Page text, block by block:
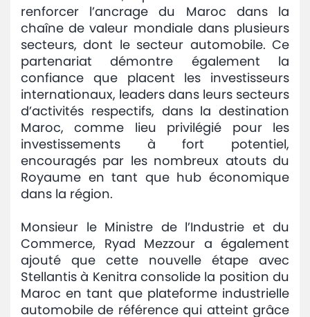
renforcer l’ancrage du Maroc dans la
chaîne de valeur mondiale dans plusieurs
secteurs, dont le secteur automobile. Ce
partenariat démontre également la
confiance que placent les investisseurs
internationaux, leaders dans leurs secteurs
d’activités respectifs, dans la destination
Maroc, comme lieu privilégié pour les
investissements à fort potentiel,
encouragés par les nombreux atouts du
Royaume en tant que hub économique
dans la région.
Monsieur le Ministre de l’Industrie et du
Commerce, Ryad Mezzour a également
ajouté que cette nouvelle étape avec
Stellantis à Kenitra consolide la position du
Maroc en tant que plateforme industrielle
automobile de référence qui atteint grâce